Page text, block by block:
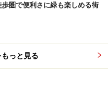
圏で便利さに緑も楽しめる街
っと見る